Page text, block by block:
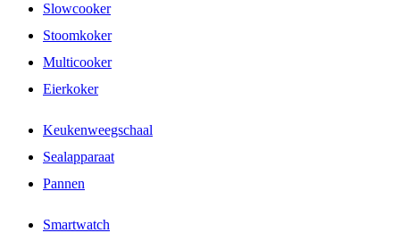
Slowcooker
Stoomkoker
Multicooker
Eierkoker
Keukenweegschaal
Sealapparaat
Pannen
Smartwatch